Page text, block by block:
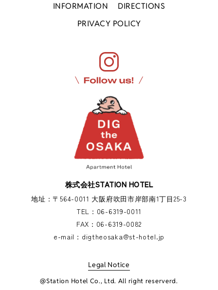
INFORMATION
DIRECTIONS
PRIVACY POLICY
株式会社STATION HOTEL
地址：〒564-0011 大阪府吹田市岸部南1丁目25-3
TEL： 06-6319-0011
FAX： 06-6319-0082
e-mail： digtheosaka@st-hotel.jp
Legal Notice
@Station Hotel Co., Ltd. All right reserverd.